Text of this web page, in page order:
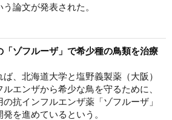
論文が発表された。
ゾフルーザ」で希少種の鳥類を治療
、北海道大学と塩野義製薬（大阪）
エンザから希少な鳥を守るために、
抗インフルエンザ薬「ゾフルーザ」
を進めているという。